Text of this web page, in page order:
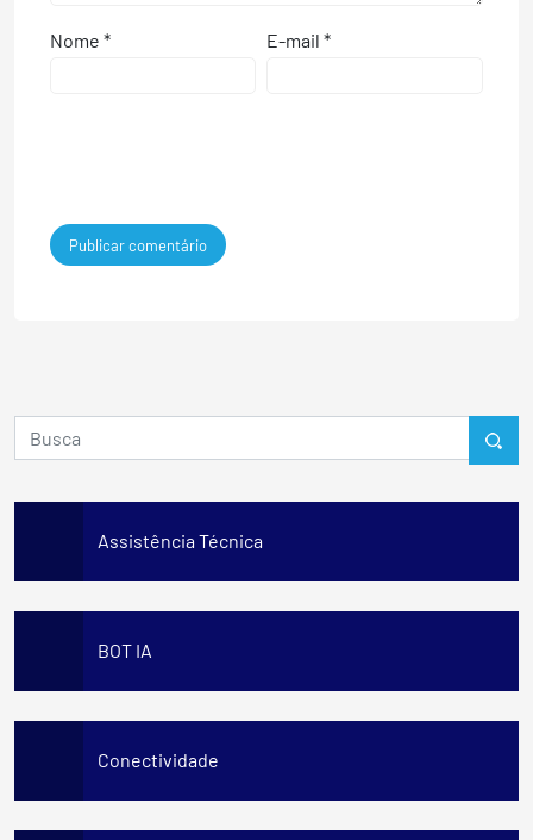
Nome * E-mail *
Assistência Técnica
BOT IA
Conectividade